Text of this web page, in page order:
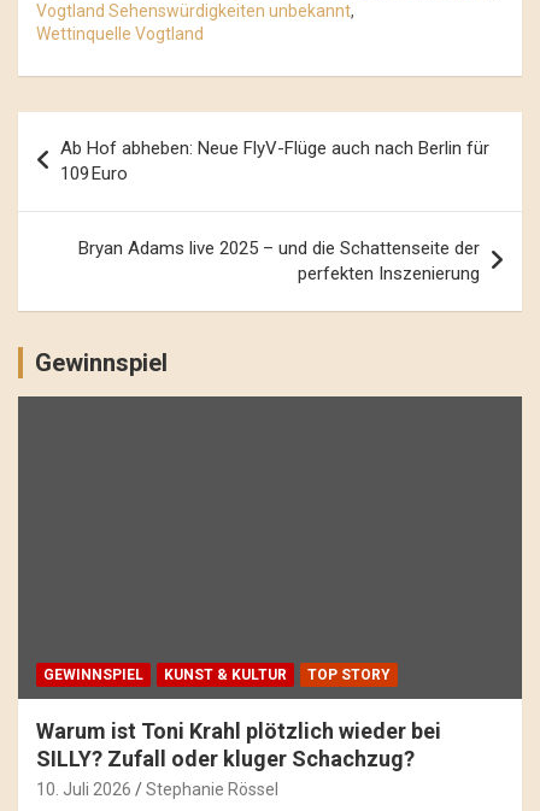
Vogtland Sehenswürdigkeiten unbekannt,
Wettinquelle Vogtland
Navigation
Ab Hof abheben: Neue FlyV-Flüge auch nach Berlin für
109 Euro
Bryan Adams live 2025 – und die Schattenseite der
perfekten Inszenierung
Gewinnspiel
GEWINNSPIEL KUNST & KULTUR TOP STORY
Warum ist Toni Krahl plötzlich wieder bei
SILLY? Zufall oder kluger Schachzug?
10. Juli 2026 Stephanie Rössel